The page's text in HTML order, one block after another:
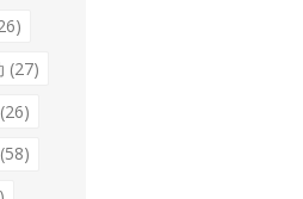
(27)
(26)
(58)